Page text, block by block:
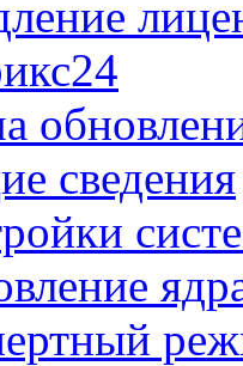
сведения